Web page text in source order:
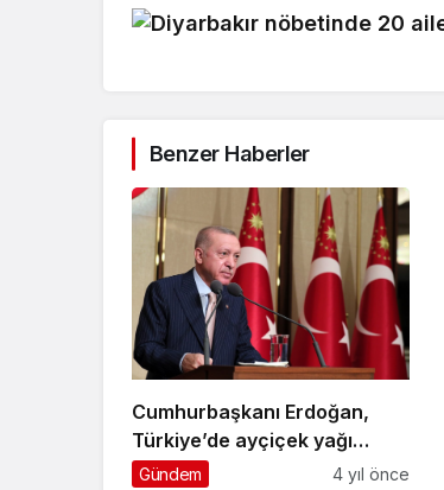
Benzer Haberler
Cumhurbaşkanı Erdoğan,
Türkiye’de ayçiçek yağı
problemi olmadığını,
Gündem 4 yıl önce